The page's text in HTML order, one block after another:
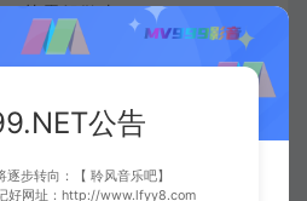
花雾般散去
公告
逐步转向：【 聆风音乐吧】
好网址：http://www.lfyy8.com